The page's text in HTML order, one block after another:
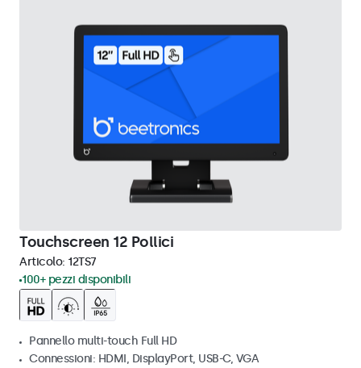
Touchscreen 12 Pollici
Articolo: 12TS7
100+ pezzi disponibili
Pannello multi-touch Full HD
Connessioni: HDMI, DisplayPort, USB-C, VGA